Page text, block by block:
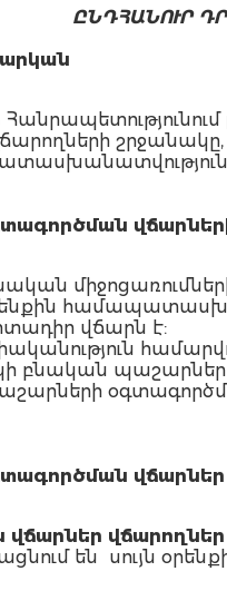
ԸՆԴՀԱՆՈՒՐ
վճարողների
վճարների
վճարն է:
բնական
վճարներ
վճարողներ
են սույն